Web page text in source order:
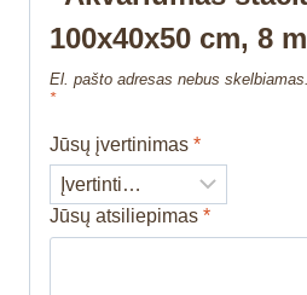
100x40x50 cm, 8
El. pašto adresas nebus skelbiamas.
*
Jūsų įvertinimas *
Jūsų atsiliepimas *